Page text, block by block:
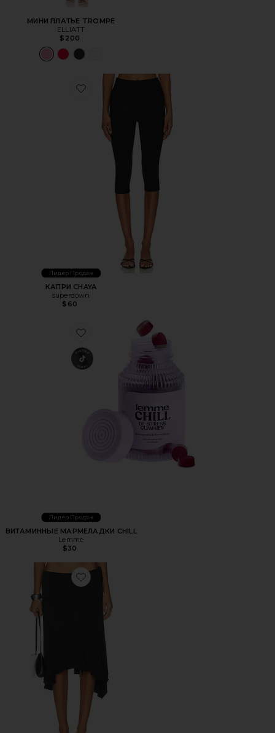
МИНИ ПЛАТЬЕ TROMPE
ELLIATT
$200
Favorite КАПРИ CHAYA
Лидер Продаж
КАПРИ CHAYA
superdown
$60
Favorite ВИТАМИННЫЕ МАРМЕЛАДКИ CHILL
Лидер Продаж
ВИТАМИННЫЕ МАРМЕЛАДКИ CHILL
Lemme
$30
Favorite ЮБКА МИДИ SHARNI